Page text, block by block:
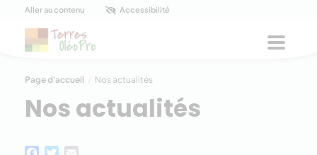
Panneau de gestion des cookies
Aller au contenu Accessibilité
Page d'accueil / Nos actualités
Nos actualités